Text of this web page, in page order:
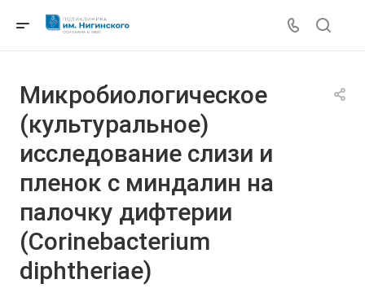
Микробиологическое
(культуральное)
исследование слизи и
пленок с миндалин на
палочку дифтерии
(Corinebacterium
diphtheriae)